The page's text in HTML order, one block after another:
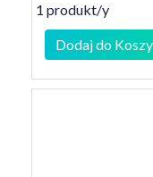
1 produkt/y
Dodaj do